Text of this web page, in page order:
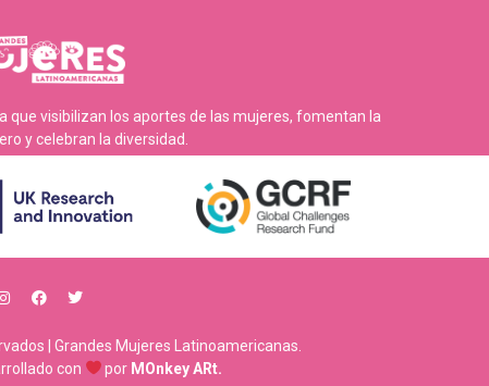
que visibilizan los aportes de las mujeres, fomentan la
y celebran la diversidad.
| Grandes Mujeres Latinoamericanas.
con
por MOnkey ARt.